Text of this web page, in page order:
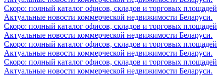
Скоро: полный каталог офисов, складов и торговых площадей
Актуальные новости коммерческой недвижимости Беларуси.
Скоро: полный каталог офисов, складов и торговых площадей
Актуальные новости коммерческой недвижимости Беларуси.
Скоро: полный каталог офисов, складов и торговых площадей
Актуальные новости коммерческой недвижимости Беларуси.
Скоро: полный каталог офисов, складов и торговых площадей
Актуальные новости коммерческой недвижимости Беларуси.